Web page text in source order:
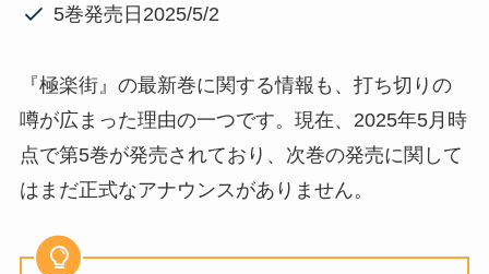
5巻発売日2025/5/2
『極楽街』の最新巻に関する情報も、打ち切りの
噂が広まった理由の一つです。現在、2025年5月時
点で第5巻が発売されており、次巻の発売に関して
はまだ正式なアナウンスがありません。